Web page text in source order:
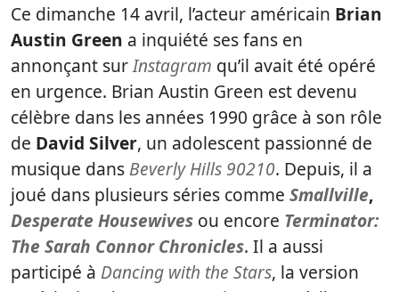
Ce dimanche 14 avril, l’acteur américain Brian
Austin Green a inquiété ses fans en
annonçant surInstagram qu’il avait été opéré
en urgence. Brian Austin Green est devenu
célèbre dans les années 1990 grâce à son rôle
de David Silver, un adolescent passionné de
musique dans Beverly Hills 90210. Depuis, il a
joué dans plusieurs séries comme Smallville,
Desperate Housewives ou encore Terminator:
The Sarah Connor Chronicles. Il a aussi
participé à Dancing with the Stars, la version